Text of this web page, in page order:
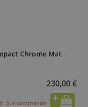
Chrome Mat
230,00 €
Sur commande